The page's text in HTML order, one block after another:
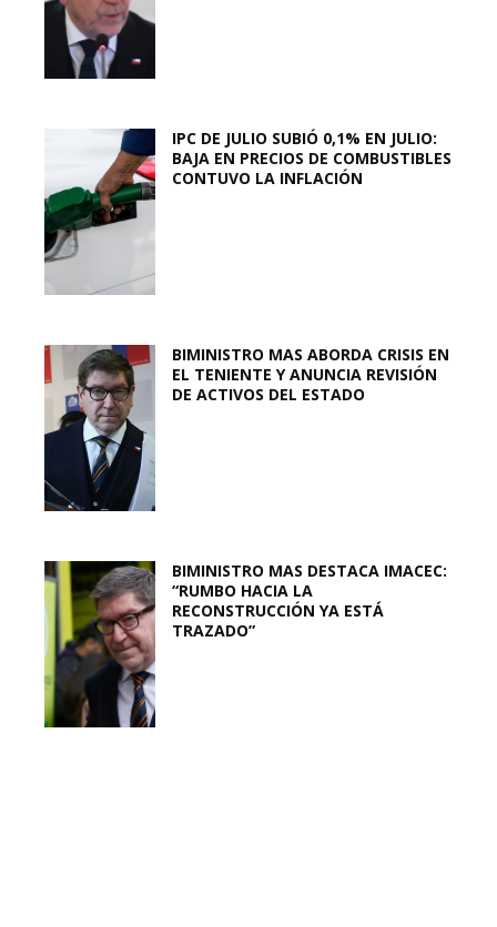
IPC DE JULIO SUBIÓ 0,1% EN JULIO:
BAJA EN PRECIOS DE COMBUSTIBLES
CONTUVO LA INFLACIÓN
BIMINISTRO MAS ABORDA CRISIS EN
EL TENIENTE Y ANUNCIA REVISIÓN
DE ACTIVOS DEL ESTADO
BIMINISTRO MAS DESTACA IMACEC:
“RUMBO HACIA LA
RECONSTRUCCIÓN YA ESTÁ
TRAZADO”